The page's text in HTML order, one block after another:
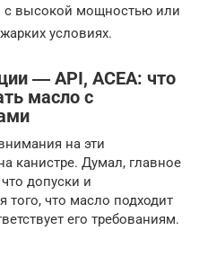
с высокой мощностью или
условиях.
― API, ACEA: что
масло с
на эти
канистре. Думал, главное
допуски и
того, что масло подходит
его требованиям.